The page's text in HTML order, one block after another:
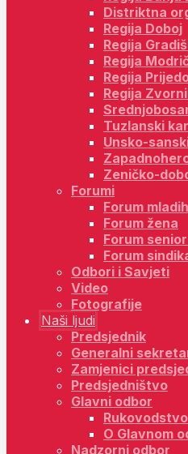
Distriktna
Regija Doboj
Regija
Regija
Regija
Regija
Tuzlanski
Unsko-
Zeničko-
Forumi
Forum mladih
Forum žena
Forum
Forum
Odbori i Savjeti
Video
Fotografije
Naši ljudi
Predsjednik
Generalni
Zamjenici
Predsjedništvo
Glavni odbor
O Glavnom
Nadzorni odbor